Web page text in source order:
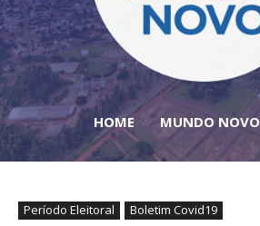
HOME MUNDO NOVO
Período Eleitoral Boletim Covid19